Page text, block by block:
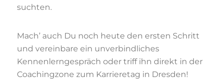
suchten.
Mach’ auch Du noch heute den ersten Schritt
und vereinbare ein unverbindliches
Kennenlerngespräch oder triff ihn direkt in der
Coachingzone zum Karrieretag in Dresden!